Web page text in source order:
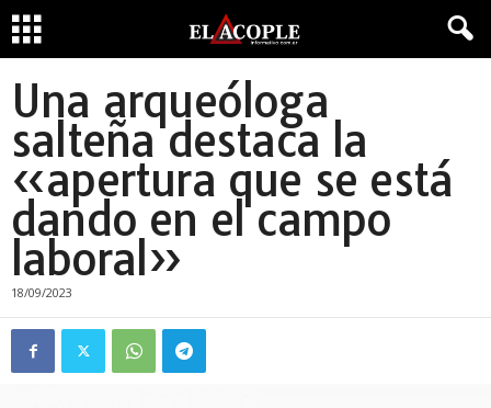
Una arqueóloga
salteña destaca la
«apertura que se está
dando en el campo
laboral»
18/09/2023